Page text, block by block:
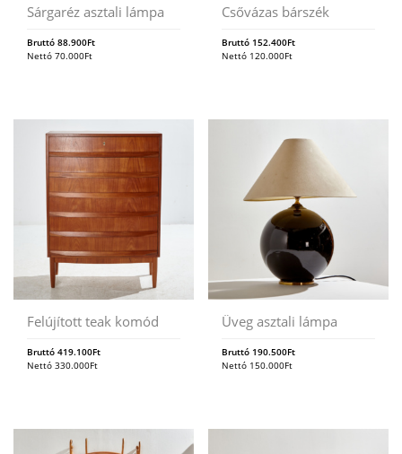
Sárgaréz asztali lámpa
Bruttó 88.900Ft
Nettó 70.000Ft
Csővázas bárszék
Bruttó 152.400Ft
Nettó 120.000Ft
Felújított teak komód
Bruttó 419.100Ft
Nettó 330.000Ft
Üveg asztali lámpa
Bruttó 190.500Ft
Nettó 150.000Ft